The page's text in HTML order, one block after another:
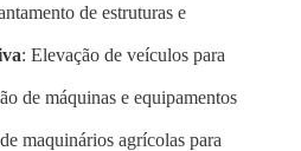
de estruturas e
: Elevação de veículos para
de máquinas e equipamentos
maquinários agrícolas para